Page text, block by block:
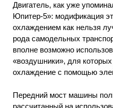
Двигатель, как уже
Юпитер-5»: модификация
охлаждением как нельзя
рода самодельных
вполне возможно
«воздушники», для
охлаждение с помощью
Передний мост машины
рассчитанный на